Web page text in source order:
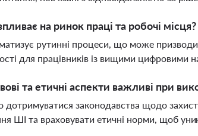
на ринок праці та робочі місця?
рутинні процеси, що може
для працівників із вищими цифровими
та етичні аспекти важливі при
законодавства щодо
ШІ та враховувати етичні норми, щоб